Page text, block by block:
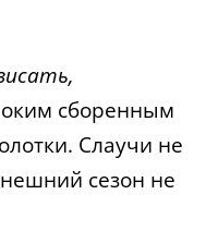
сборенным
Слаучи не
сезон не